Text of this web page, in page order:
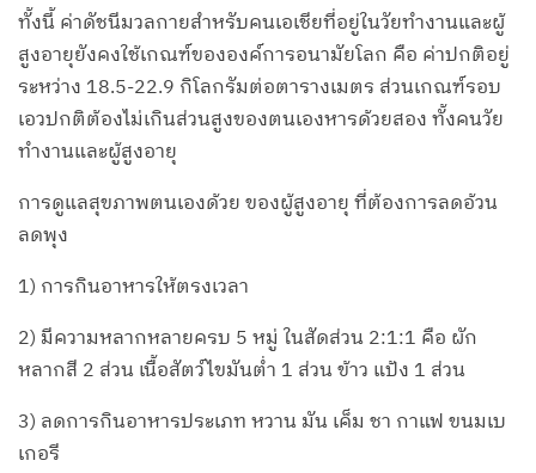
ทั้งนี้ ค่าดัชนีมวลกายสำหรับคนเอเชียที่อยู่ในวัยทำงานและผู้
สูงอายุยังคงใช้เกณฑ์ขององค์การอนามัยโลก คือ ค่าปกติอยู่
ระหว่าง 18.5-22.9 กิโลกรัมต่อตารางเมตร ส่วนเกณฑ์รอบ
เอวปกติต้องไม่เกินส่วนสูงของตนเองหารด้วยสอง ทั้งคนวัย
ทำงานและผู้สูงอายุ
การดูแลสุขภาพตนเองด้วย ของผู้สูงอายุ ที่ต้องการลดอ้วน
ลดพุง
1) การกินอาหารให้ตรงเวลา
2) มีความหลากหลายครบ 5 หมู่ ในสัดส่วน 2:1:1 คือ ผัก
หลากสี 2 ส่วน เนื้อสัตว์ไขมันต่ำ 1 ส่วน ข้าว แป้ง 1 ส่วน
3) ลดการกินอาหารประเภท หวาน มัน เค็ม ชา กาแฟ ขนมเบ
เกอรี